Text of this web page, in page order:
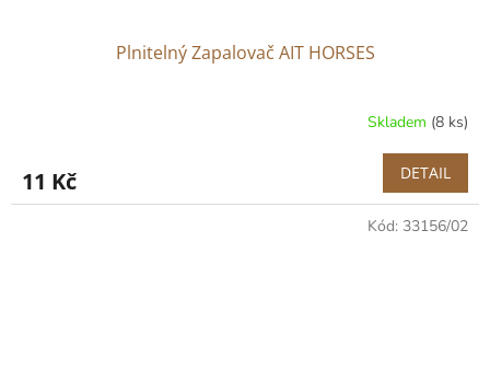
Plnitelný Zapalovač AIT HORSES
Skladem (8 ks)
11 Kč DETAIL
Kód: 33156/02